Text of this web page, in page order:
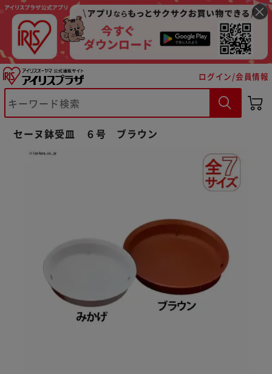
ログイン/会員情報
セーヌ鉢受皿 ６号 ブラウン
※ご確認ください
購入手続きへ